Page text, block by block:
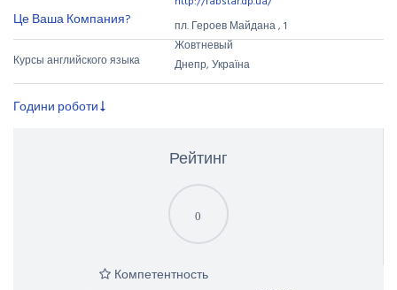
Це Ваша Компания?
Курсы английского языка
пл. Героев Майдана,1
Жовтневый
Днепр, Україна
Години роботи
Рейтинг
0
Компетентность